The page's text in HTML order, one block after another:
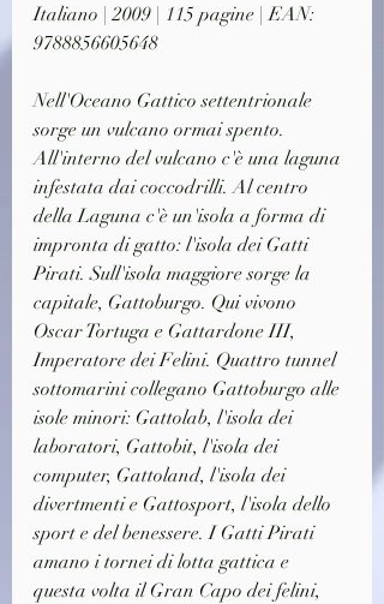
Italiano | 2009 | 115 pagine | EAN:
9788856605648
Nell'Oceano Gattico settentrionale
sorge un vulcano ormai spento.
All'interno del vulcano c'è una laguna
infestata dai coccodrilli. Al centro
della Laguna c'è un'isola a forma di
impronta di gatto: l'isola dei Gatti
Pirati. Sull'isola maggiore sorge la
capitale, Gattoburgo. Qui vivono
Oscar Tortuga e Gattardone III,
Imperatore dei Felini. Quattro tunnel
sottomarini collegano Gattoburgo alle
isole minori: Gattolab, l'isola dei
laboratori, Gattobit, l'isola dei
computer, Gattoland, l'isola dei
divertmenti e Gattosport, l'isola dello
sport e del benessere. I Gatti Pirati
amano i tornei di lotta gattica e
questa volta il Gran Capo dei felini,